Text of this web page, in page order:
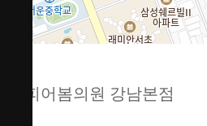
전화
1644-8343
피어봄의원 강남본점